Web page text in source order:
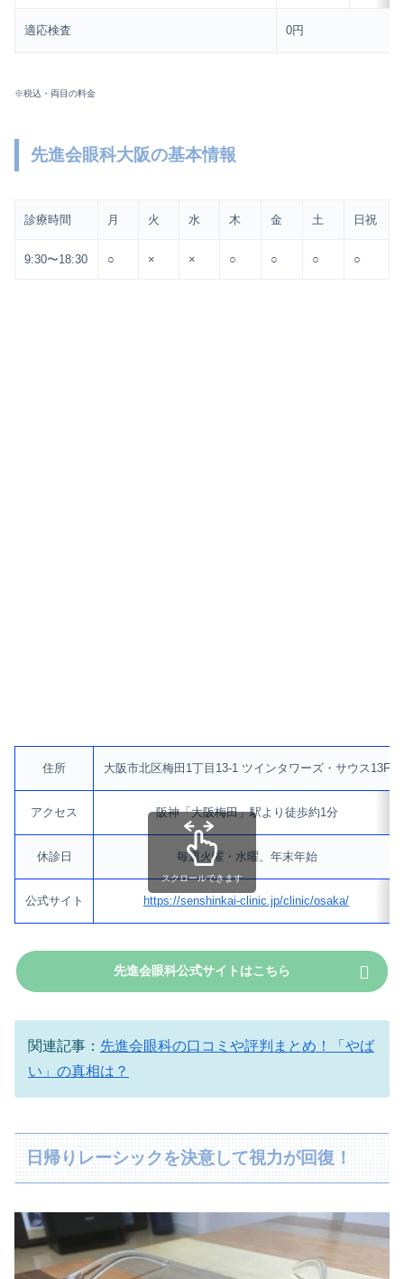
適応検査 0円
※税込・両目の料金
先進会眼科大阪の基本情報
診療時間 月 火 水 木 金 土 日祝
9:30〜18:30 ○ × × ○ ○ ○ ○
住所 大阪市北区梅田1丁目13-1 ツインタワーズ・サウス13F
アクセス 阪神「大阪梅田」駅より徒歩約1分
休診日 毎週火曜・水曜、年末年始
公式サイト https://senshinkai-clinic.jp/clinic/osaka/
スクロールできます
先進会眼科公式サイトはこちら
関連記事： 先進会眼科の口コミや評判まとめ！「やば
い」の真相は？
日帰りレーシックを決意して視力が回復！